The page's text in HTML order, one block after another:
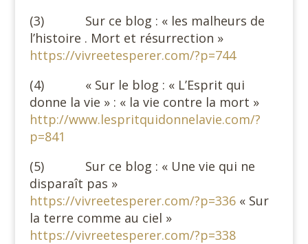
(3) Sur ce blog : « les malheurs de
l’histoire . Mort et résurrection »
https://vivreetesperer.com/?p=744
(4) « Sur le blog : « L’Esprit qui
donne la vie » : « la vie contre la mort »
http://www.lespritquidonnelavie.com/?
p=841
(5) Sur ce blog : « Une vie qui ne
disparaît pas »
https://vivreetesperer.com/?p=336« Sur
la terre comme au ciel »
https://vivreetesperer.com/?p=338